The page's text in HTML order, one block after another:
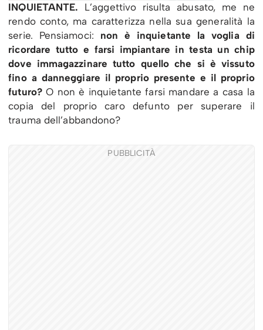
INQUIETANTE. L’aggettivo risulta abusato, me ne
rendo conto, ma caratterizza nella sua generalità la
serie. Pensiamoci: non è inquietante la voglia di
ricordare tutto e farsi impiantare in testa un chip
dove immagazzinare tutto quello che si è vissuto
fino a danneggiare il proprio presente e il proprio
futuro?O non è inquietante farsi mandare a casa la
copia del proprio caro defunto per superare il
trauma dell’abbandono?
PUBBLICITÀ